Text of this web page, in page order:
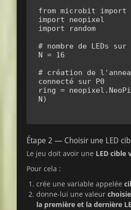
from microbit import
import neopixel
import random
# nombre de LEDs
N = 16
# création de
connecté sur P0
ring =
N)
Étape 2 — Choisir une LED
Le jeu doit avoir une LED cible
Pour cela :
crée une variable appelée
donne-lui une valeur
la première et la dernière